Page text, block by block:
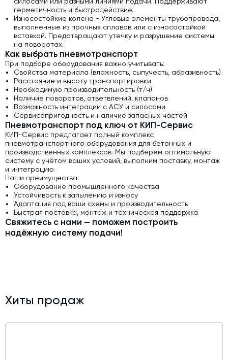
герметичность и быстродействие.
Износостойкие колена - Угловые элементы трубопровода,
выполненные из прочных сплавов или с износостойкой
вставкой. Предотвращают утечку и разрушение системы
на поворотах.
Как выбрать пневмотранспорт
При подборе оборудования важно учитывать:
Свойства материала (влажность, сыпучесть, абразивность)
Расстояние и высоту транспортировки
Необходимую производительность (т/ч)
Наличие поворотов, ответвлений, клапанов
Возможность интеграции с АСУ и силосами
Сервисопригодность и наличие запасных частей
Пневмотранспорт под ключ от КИП-Сервис
КИП-Сервис предлагает полный комплекс
пневмотранспортного оборудования для бетонных и
производственных комплексов. Мы подберём оптимальную
систему с учётом ваших условий, выполним поставку, монтаж
и интеграцию.
Наши преимущества:
Оборудование промышленного качества
Устойчивость к запылению и износу
Адаптация под ваши схемы и производительность
Быстрая поставка, монтаж и техническая поддержка
Свяжитесь с нами — поможем построить
надёжную систему подачи!
Хиты продаж